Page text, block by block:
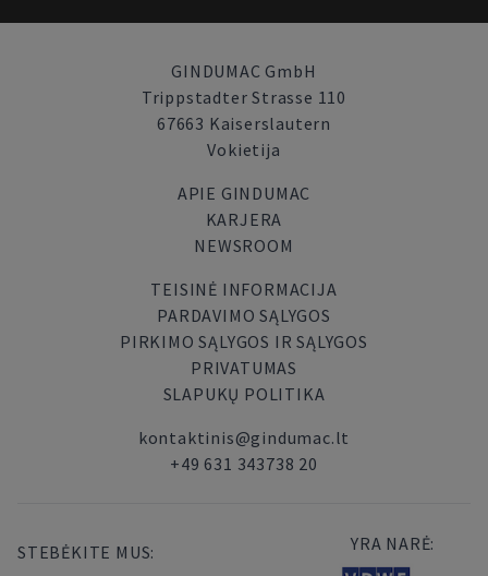
GINDUMAC GmbH
Trippstadter Strasse 110
67663 Kaiserslautern
Vokietija
APIE GINDUMAC
KARJERA
NEWSROOM
TEISINĖ INFORMACIJA
PARDAVIMO SĄLYGOS
PIRKIMO SĄLYGOS IR SĄLYGOS
PRIVATUMAS
SLAPUKŲ POLITIKA
kontaktinis@gindumac.lt
+49 631 343738 20
STEBĖKITE MUS: YRA NARĖ: